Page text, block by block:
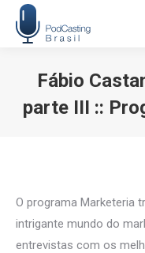
Fábio
parte III ::
O programa Marketeria
intrigante mundo do
entrevistas com os